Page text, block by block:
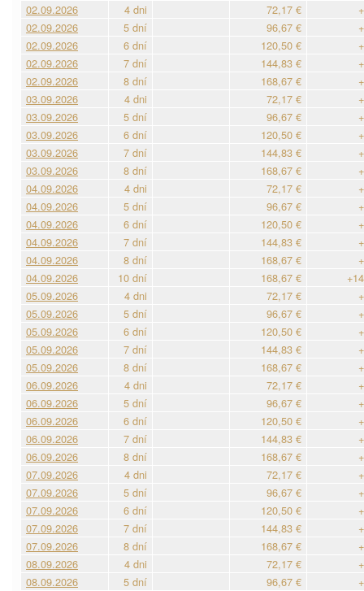
02.09.2026
4 dni 72,17 €
02.09.2026
5 dní 96,67 €
02.09.2026
6 dní 120,50 €
02.09.2026
7 dní 144,83 €
02.09.2026
8 dní 168,67 €
03.09.2026
4 dni 72,17 €
03.09.2026
5 dní 96,67 €
03.09.2026
6 dní 120,50 €
03.09.2026
7 dní 144,83 €
03.09.2026
8 dní 168,67 €
04.09.2026
4 dni 72,17 €
04.09.2026
5 dní 96,67 €
04.09.2026
6 dní 120,50 €
04.09.2026
7 dní 144,83 €
04.09.2026
8 dní 168,67 €
04.09.2026
10 dní 168,67 €
05.09.2026
4 dni 72,17 €
05.09.2026
5 dní 96,67 €
05.09.2026
6 dní 120,50 €
05.09.2026
7 dní 144,83 €
05.09.2026
8 dní 168,67 €
06.09.2026
4 dni 72,17 €
06.09.2026
5 dní 96,67 €
06.09.2026
6 dní 120,50 €
06.09.2026
7 dní 144,83 €
06.09.2026
8 dní 168,67 €
07.09.2026
4 dni 72,17 €
07.09.2026
5 dní 96,67 €
07.09.2026
6 dní 120,50 €
07.09.2026
7 dní 144,83 €
07.09.2026
8 dní 168,67 €
08.09.2026
4 dni 72,17 €
08.09.2026
5 dní 96,67 €